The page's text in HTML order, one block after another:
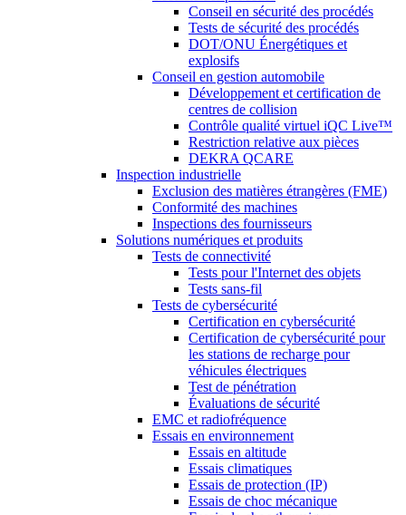
Conseil en sécurité des procédés
Tests de sécurité des procédés
DOT/ONU Énergétiques et
explosifs
Conseil en gestion automobile
Développement et certification de
centres de collision
Contrôle qualité virtuel iQC Live™
Restriction relative aux pièces
DEKRA QCARE
Inspection industrielle
Exclusion des matières étrangères (FME)
Conformité des machines
Inspections des fournisseurs
Solutions numériques et produits
Tests de connectivité
Tests pour l'Internet des objets
Tests sans-fil
Tests de cybersécurité
Certification en cybersécurité
Certification de cybersécurité pour
les stations de recharge pour
véhicules électriques
Test de pénétration
Évaluations de sécurité
EMC et radiofréquence
Essais en environnement
Essais en altitude
Essais climatiques
Essais de protection (IP)
Essais de choc mécanique